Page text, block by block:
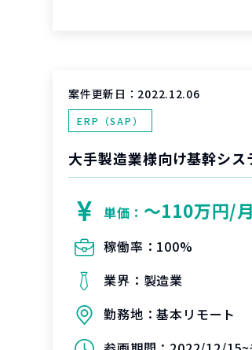
案件更新日： 2022.12.06
ERP（SAP）
単価： 〜110万円/月
稼働率： 100%
業界： 製造業
勤務地：基本リモート